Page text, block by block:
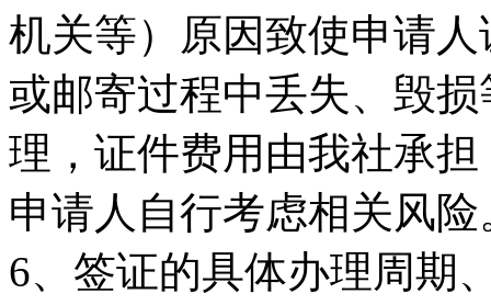
机关等）原因致使申请
或邮寄过程中丢失、毁
理，证件费用由我社承
申请人自行考虑相关风险
6、签证的具体办理周期